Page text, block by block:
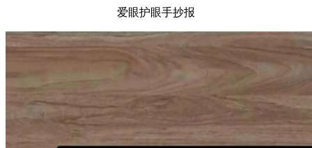
爱眼护眼手抄报